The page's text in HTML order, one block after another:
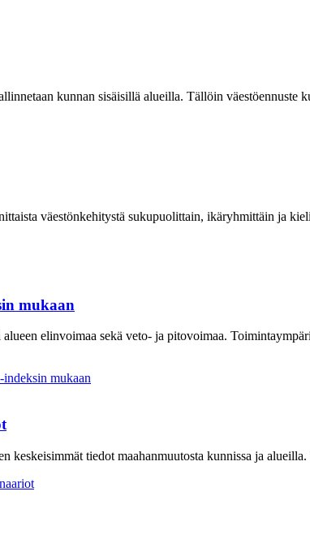
kunnan sisäisillä alueilla. Tällöin väestöennuste
väestönkehitystä sukupuolittain, ikäryhmittäin ja
mukaan
elinvoimaa sekä veto- ja pitovoimaa.
mukaan
keskeisimmät tiedot maahanmuutosta kunnissa ja